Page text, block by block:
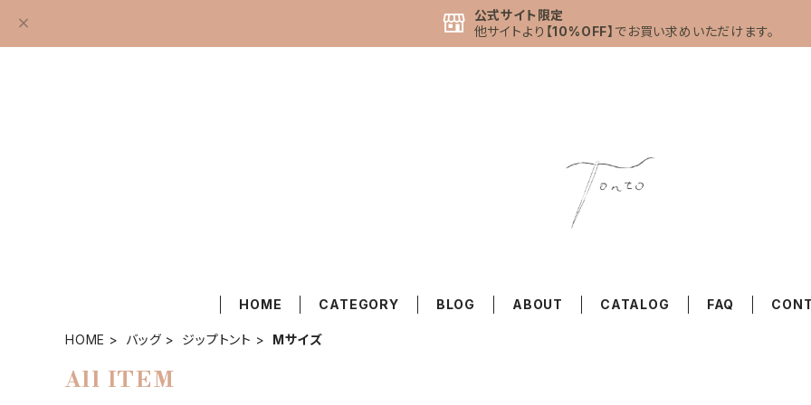
公式サイト限定
他サイトより 【10%OFF】 でお買い求めいただけます。
HOME CATEGORY BLOG ABOUT CATALOG FAQ
HOME バッグ ジップトント Mサイズ
All ITEM